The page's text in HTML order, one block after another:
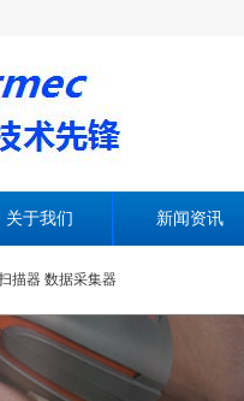
关于我们 新闻资讯
描器 数据采集器